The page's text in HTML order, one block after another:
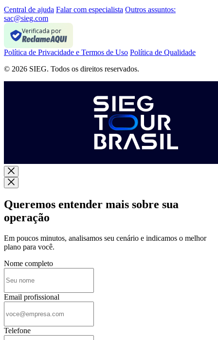
Central de ajuda Falar com especialista Outros assuntos:
sac@sieg.com
Verificada por
Política de Privacidade e Termos de Uso Política de Qualidade
© 2026 SIEG. Todos os direitos reservados.
Queremos entender mais sobre sua
operação
Em poucos minutos, analisamos seu cenário e indicamos o melhor
plano para você.
Nome completo
Email profissional
Telefone